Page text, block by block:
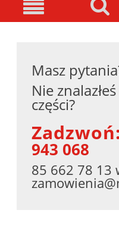
Masz
Nie
części?
Zadzwoń:
943 068
85 662 78 13